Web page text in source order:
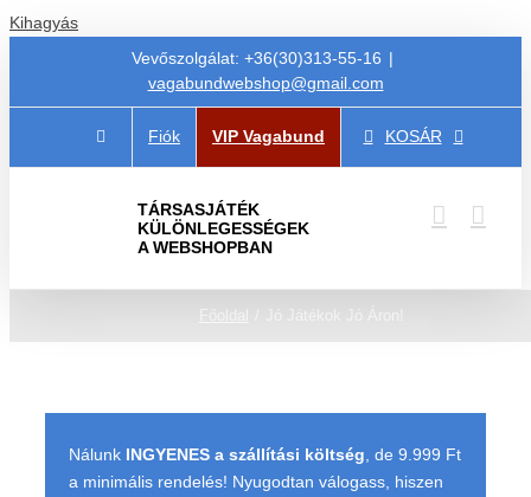
Kihagyás
Vevőszolgálat: +36(30)313-55-16 |
vagabundwebshop@gmail.com
Fiók VIP Vagabund KOSÁR
TÁRSASJÁTÉK
KÜLÖNLEGESSÉGEK
A WEBSHOPBAN
Főoldal Jó Játékok Jó Áron!
Nálunk INGYENES a szállítási költség , de 9.999 Ft
a minimális rendelés! Nyugodtan válogass, hiszen